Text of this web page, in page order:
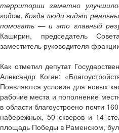
территории заметно
годом. Когда люди видят
помогать — и это главный
Каширин, председатель
заместитель руководителя
Как отметил депутат
Александр Коган:
Появляются условия для новых
рабочие места и пополнение
в области благоустроено почти
набережных, 50 скверов и 14
площадь Победы в Раменском,